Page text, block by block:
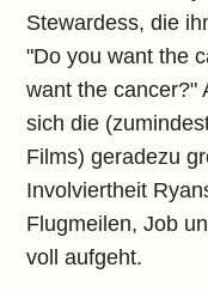
Stewardess, die
"Do you want the
want the cancer?"
sich die
Films) geradezu
Involviertheit
Flugmeilen, Job
voll aufgeht.